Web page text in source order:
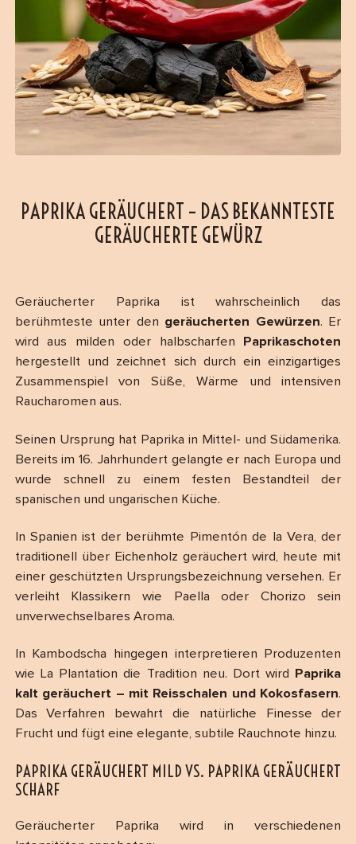
PAPRIKA GERÄUCHERT – DAS BEKANNTESTE
GERÄUCHERTE GEWÜRZ
Geräucherter Paprika ist wahrscheinlich das
berühmteste unter den geräucherten Gewürzen. Er
wird aus milden oder halbscharfen
Paprikaschoten
hergestellt und zeichnet sich durch ein einzigartiges
Zusammenspiel von Süße, Wärme und intensiven
Raucharomen aus.
Seinen Ursprung hat Paprika in Mittel- und Südamerika.
Bereits im 16. Jahrhundert gelangte er nach Europa und
wurde schnell zu einem festen Bestandteil der
spanischen und ungarischen Küche.
In Spanien ist der berühmte Pimentón de la Vera, der
traditionell über Eichenholz geräuchert wird, heute mit
einer geschützten Ursprungsbezeichnung versehen. Er
verleiht Klassikern wie Paella oder Chorizo sein
unverwechselbares Aroma.
In Kambodscha hingegen interpretieren Produzenten
wie La Plantation die Tradition neu. Dort wird
Paprika
kalt geräuchert – mit Reisschalen und Kokosfasern.
Das Verfahren bewahrt die natürliche Finesse der
Frucht und fügt eine elegante, subtile Rauchnote hinzu.
PAPRIKA GERÄUCHERT MILD VS. PAPRIKA GERÄUCHERT
SCHARF
Geräucherter Paprika wird in verschiedenen